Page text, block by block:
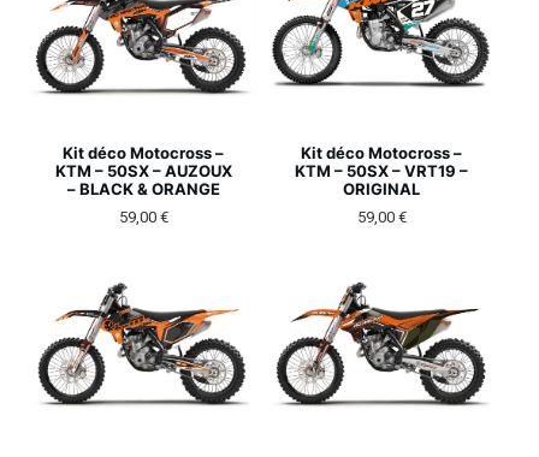
Kit déco Motocross –
KTM – 50SX – AUZOUX
– BLACK & ORANGE
59,00 €
Kit déco Motocross –
KTM – 50SX – VRT19 –
ORIGINAL
59,00 €